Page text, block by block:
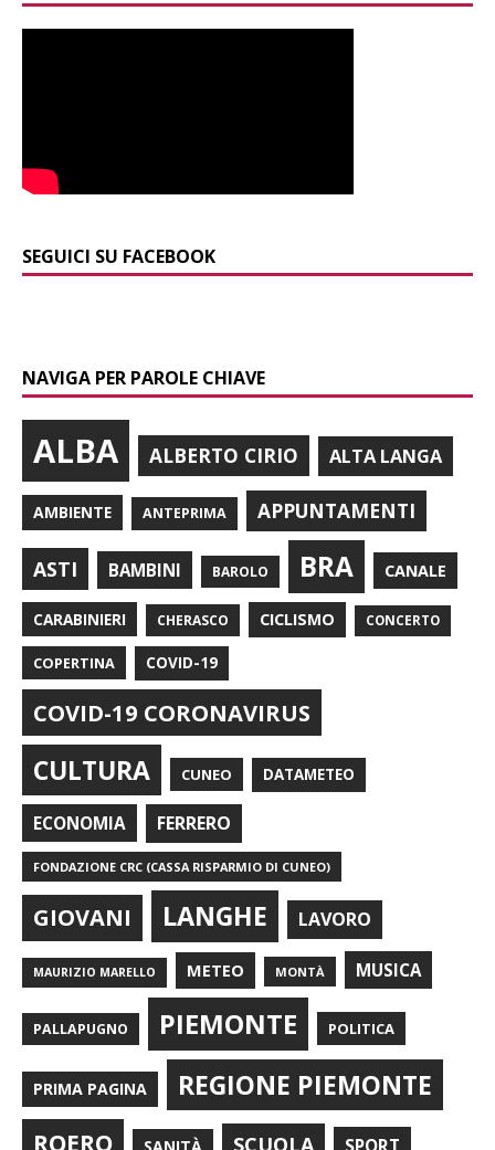
SEGUICI SU FACEBOOK
NAVIGA PER PAROLE CHIAVE
ALBA ALBERTO CIRIO ALTA LANGA
AMBIENTE ANTEPRIMA APPUNTAMENTI
ASTI BAMBINI BAROLO BRA CANALE
CARABINIERI CHERASCO CICLISMO CONCERTO
COPERTINA COVID-19
COVID-19 CORONAVIRUS
CULTURA CUNEO DATAMETEO
ECONOMIA FERRERO
FONDAZIONE CRC (CASSA RISPARMIO DI CUNEO)
GIOVANI LANGHE LAVORO
MAURIZIO MARELLO METEO MONTÀ MUSICA
PALLAPUGNO PIEMONTE POLITICA
PRIMA PAGINA REGIONE PIEMONTE
ROERO SCUOLA SPORT